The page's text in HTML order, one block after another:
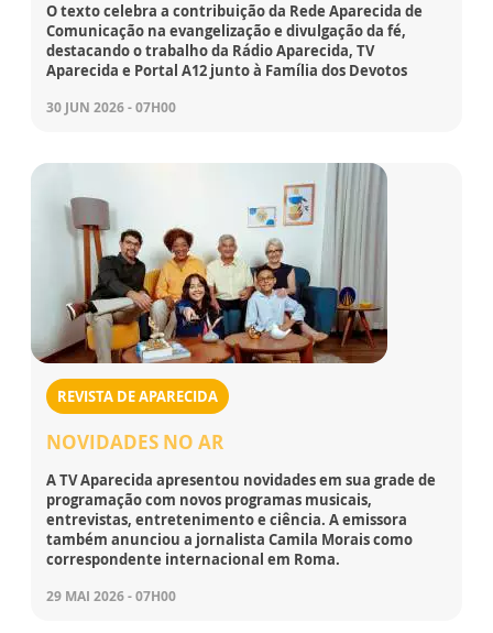
O texto celebra a contribuição da Rede Aparecida de
Comunicação na evangelização e divulgação da fé,
destacando o trabalho da Rádio Aparecida, TV
Aparecida e Portal A12 junto à Família dos Devotos
30 JUN 2026 - 07H00
REVISTA DE APARECIDA
NOVIDADES NO AR
A TV Aparecida apresentou novidades em sua grade de
programação com novos programas musicais,
entrevistas, entretenimento e ciência. A emissora
também anunciou a jornalista Camila Morais como
correspondente internacional em Roma.
29 MAI 2026 - 07H00